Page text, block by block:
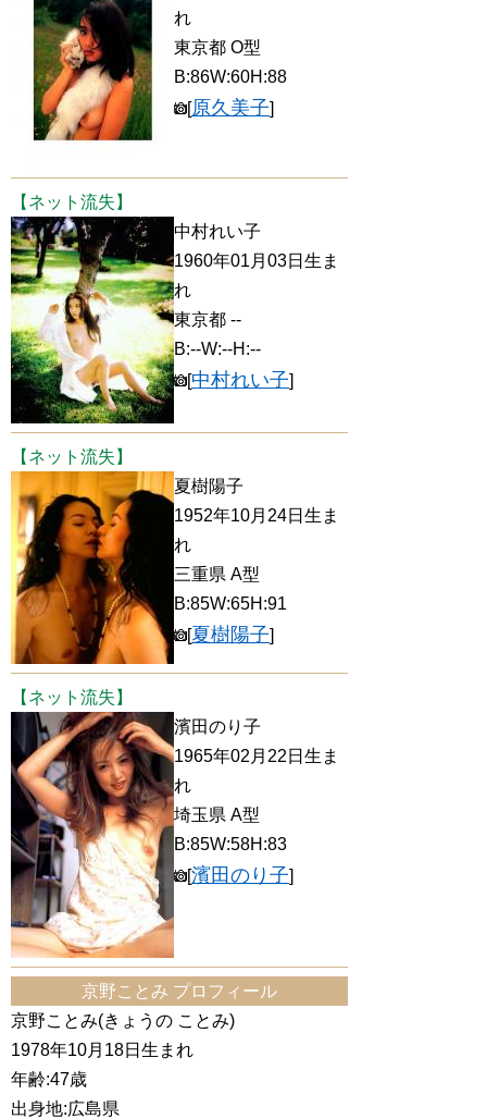
れ
東京都 O型
B:86W:60H:88
[原久美子]
【ネット流失】
中村れい子
1960年01月03日生ま
れ
東京都 --
B:--W:--H:--
[中村れい子]
【ネット流失】
夏樹陽子
1952年10月24日生ま
れ
三重県 A型
B:85W:65H:91
[夏樹陽子]
【ネット流失】
濱田のり子
1965年02月22日生ま
れ
埼玉県 A型
B:85W:58H:83
[濱田のり子]
京野ことみ プロフィール
京野ことみ(きょうの ことみ)
1978年10月18日生まれ
年齢:47歳
出身地:広島県